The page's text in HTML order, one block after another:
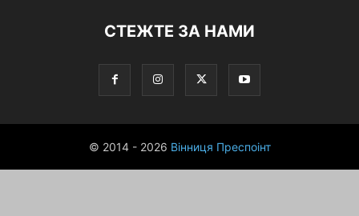
СТЕЖТЕ ЗА НАМИ
© 2014 - 2026 Вінниця Преспоінт